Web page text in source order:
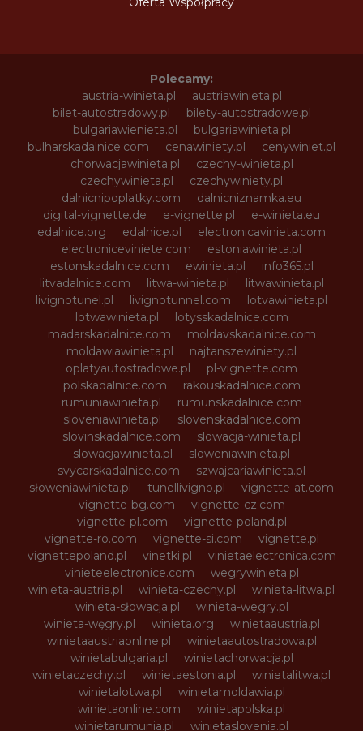
Polecamy:
austria-winieta.pl
austriawinieta.pl
bilet-autostradowy.pl
bilety-autostradowe.pl
bulgariawienieta.pl
bulgariawinieta.pl
bulharskadalnice.com
cenawiniety.pl
cenywiniet.pl
chorwacjawinieta.pl
czechy-winieta.pl
czechywinieta.pl
czechywiniety.pl
dalnicnipoplatky.com
dalnicniznamka.eu
digital-vignette.de
e-vignette.pl
e-winieta.eu
edalnice.org
edalnice.pl
electronicavinieta.com
electroniceviniete.com
estoniawinieta.pl
estonskadalnice.com
ewinieta.pl
info365.pl
litvadalnice.com
litwa-winieta.pl
litwawinieta.pl
livignotunel.pl
livignotunnel.com
lotvawinieta.pl
lotwawinieta.pl
lotysskadalnice.com
madarskadalnice.com
moldavskadalnice.com
moldawiawinieta.pl
najtanszewiniety.pl
oplatyautostradowe.pl
pl-vignette.com
polskadalnice.com
rakouskadalnice.com
rumuniawinieta.pl
rumunskadalnice.com
sloveniawinieta.pl
slovenskadalnice.com
slovinskadalnice.com
slowacja-winieta.pl
slowacjawinieta.pl
sloweniawinieta.pl
svycarskadalnice.com
szwajcariawinieta.pl
słoweniawinieta.pl
tunellivigno.pl
vignette-at.com
vignette-bg.com
vignette-cz.com
vignette-pl.com
vignette-poland.pl
vignette-ro.com
vignette-si.com
vignette.pl
vignettepoland.pl
vinetki.pl
vinietaelectronica.com
vinieteelectronice.com
wegrywinieta.pl
winieta-austria.pl
winieta-czechy.pl
winieta-litwa.pl
winieta-słowacja.pl
winieta-wegry.pl
winieta-węgry.pl
winieta.org
winietaaustria.pl
winietaaustriaonline.pl
winietaautostradowa.pl
winietabulgaria.pl
winietachorwacja.pl
winietaczechy.pl
winietaestonia.pl
winietalitwa.pl
winietalotwa.pl
winietamoldawia.pl
winietaonline.com
winietapolska.pl
winietarumunia.pl
winietaslovenia.pl